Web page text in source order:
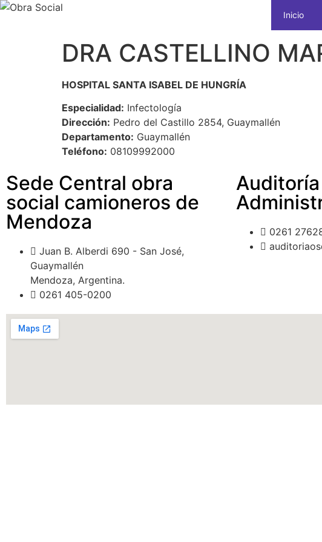
Inicio
DRA CASTELLINO
HOSPITAL SANTA ISABEL DE HUNGRÍA
Especialidad: Infectología
Dirección: Pedro del Castillo 2854, Guaymallén
Departamento: Guaymallén
Teléfono: 08109992000
Sede Central obra
social camioneros de
Mendoza
Juan B. Alberdi 690 - San José,
Guaymallén
Mendoza, Argentina.
0261 405-0200
0261